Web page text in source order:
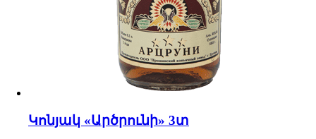
Կոնյակ «Արծրունի» 3տ